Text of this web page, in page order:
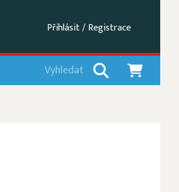
Přihlásit / Registrace